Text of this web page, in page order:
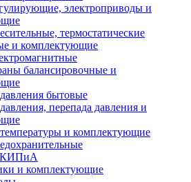
электроприводы и
термостатические
и комплектующие
балансировочные и
бытовые
перепада давления и
и комплектующие
КИПиА
и комплектующие